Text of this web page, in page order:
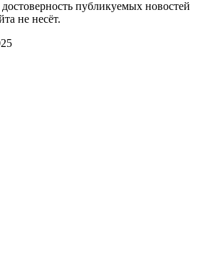
достоверность публикуемых новостей
не несёт.